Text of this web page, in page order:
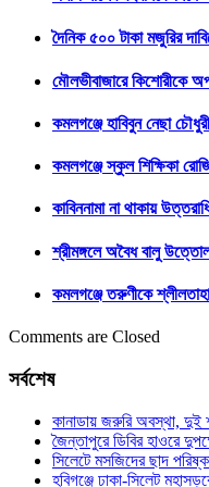
দৈনিক ৫০০ টাকা মজুরির
মৌলভীবাজারে কিশোরীকে
কমলগঞ্জে হাবিবুন নেছা
কমলগঞ্জে স্কুল শিক্ষিকা
কাবিননামা না থাকায়
শ্রীমঙ্গলে অবৈধ বালু
কমলগঞ্জে তরুণীকে
Comments are Closed
সর্বশেষ
কানাডায় জরুরি অবস্থা, দুই
জৈন্তাপুরে ডিবির হাওরে
সিলেটে মসজিদের ছাদ
হবিগঞ্জে ঢাকা-সিলেট